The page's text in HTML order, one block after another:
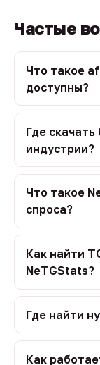
Частые
Что такое
доступны?
Где
индустрии?
Что такое
спроса?
Как найти
NeTGStats?
Где найти
Как